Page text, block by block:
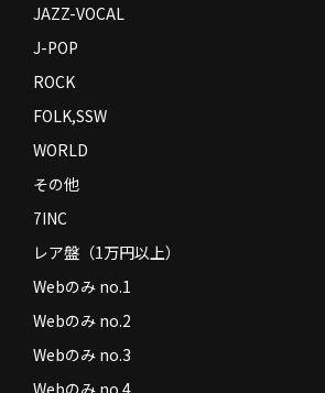
JAZZ-VOCAL
J-POP
ROCK
FOLK,SSW
WORLD
その他
7INC
レア盤（1万円以上）
Webのみ no.1
Webのみ no.2
Webのみ no.3
Webのみ no.4